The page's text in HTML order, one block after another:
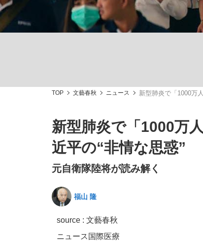
「90%は失敗する。でも…」本田圭佑
「敗因分析は一切聞かれなかった」
終戦から81年
キングの誕生を、目撃せよ。
TOP 文藝春秋 ニュース 新型肺炎で「1000万
新型肺炎で「1000万
近平の“非情な思惑”
元自衛隊陸将が読み解く
福山 隆
source : 文藝春秋
ニュース 国際医療